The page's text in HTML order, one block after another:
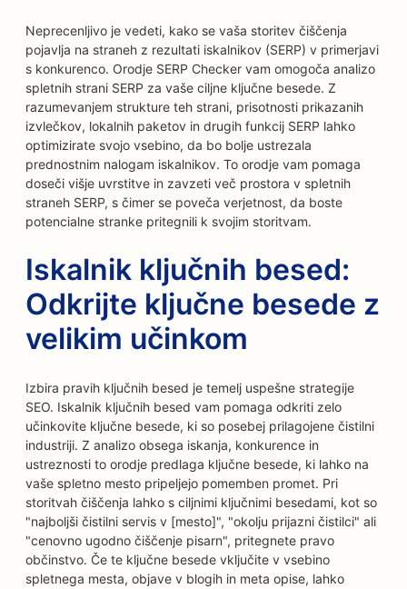
Neprecenljivo je vedeti, kako se vaša storitev čiščenja
pojavlja na straneh z rezultati iskalnikov (SERP) v primerjavi
s konkurenco. Orodje SERP Checker vam omogoča analizo
spletnih strani SERP za vaše ciljne ključne besede. Z
razumevanjem strukture teh strani, prisotnosti prikazanih
izvlečkov, lokalnih paketov in drugih funkcij SERP lahko
optimizirate svojo vsebino, da bo bolje ustrezala
prednostnim nalogam iskalnikov. To orodje vam pomaga
doseči višje uvrstitve in zavzeti več prostora v spletnih
straneh SERP, s čimer se poveča verjetnost, da boste
potencialne stranke pritegnili k svojim storitvam.
Iskalnik ključnih besed:
Odkrijte ključne besede z
velikim učinkom
Izbira pravih ključnih besed je temelj uspešne strategije
SEO. Iskalnik ključnih besed vam pomaga odkriti zelo
učinkovite ključne besede, ki so posebej prilagojene čistilni
industriji. Z analizo obsega iskanja, konkurence in
ustreznosti to orodje predlaga ključne besede, ki lahko na
vaše spletno mesto pripeljejo pomemben promet. Pri
storitvah čiščenja lahko s ciljnimi ključnimi besedami, kot so
"najboljši čistilni servis v [mesto]", "okolju prijazni čistilci" ali
"cenovno ugodno čiščenje pisarn", pritegnete pravo
občinstvo. Če te ključne besede vključite v vsebino
spletnega mesta, objave v blogih in meta opise, lahko